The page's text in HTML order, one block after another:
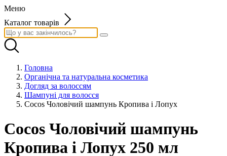
Меню
Каталог товарів
Головна
Органічна та натуральна косметика
Догляд за волоссям
Шампуні для волосся
Cocos Чоловічий шампунь Кропива і Лопух
Cocos Чоловічий шампунь
Кропива і Лопух 250 мл